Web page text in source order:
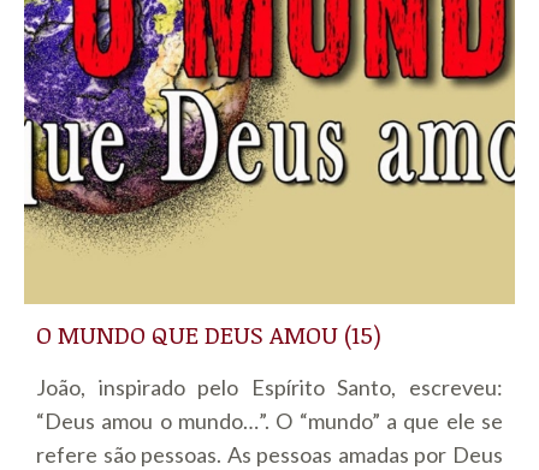
O MUNDO QUE DEUS AMOU (15)
João, inspirado pelo Espírito Santo, escreveu:
“Deus amou o mundo…”. O “mundo” a que ele se
refere são pessoas. As pessoas amadas por Deus